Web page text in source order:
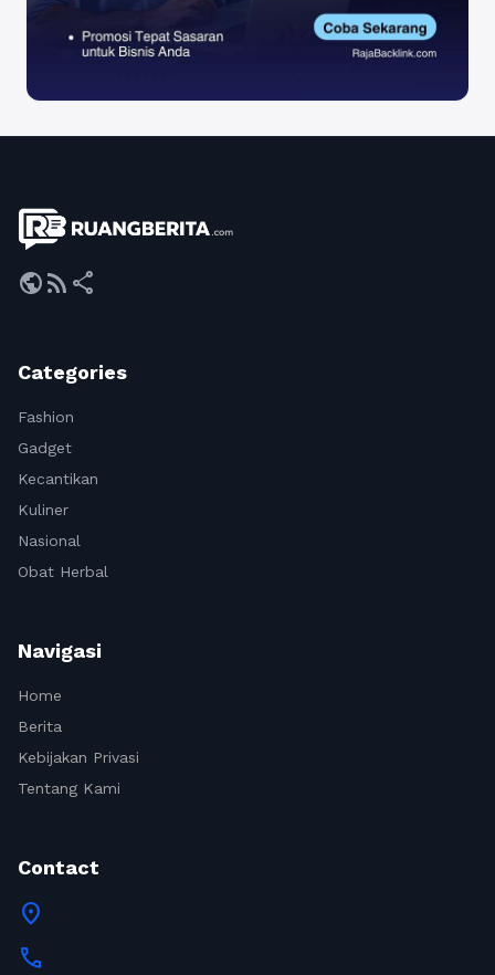
publicrss_feed share
Categories
Fashion
Gadget
Kecantikan
Kuliner
Nasional
Obat Herbal
Navigasi
Home
Berita
Kebijakan Privasi
Tentang Kami
Contact
location_on
call